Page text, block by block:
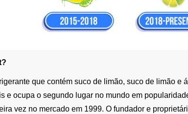
que contém suco de limão, suco de limão e
e ocupa o segundo lugar no mundo em
vez no mercado em 1999. O fundador e